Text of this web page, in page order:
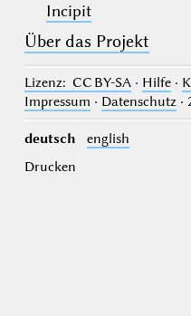
Incipit
Über das Projekt
Lizenz: CC BY-SA· Hilfe·
Impressum · Datenschutz·
deutsch
english
Drucken